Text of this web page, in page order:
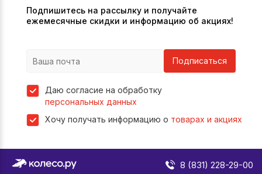
Подпишитесь на рассылку и получайте
ежемесячные скидки и информацию об акциях!
Подписаться
Даю согласие на обработку
персональных данных
Хочу получать информацию о товарах и акциях
8 (831) 228-29-00